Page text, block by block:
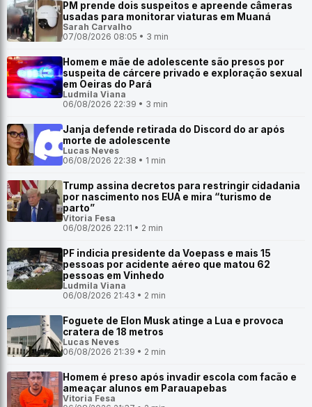
PM prende dois suspeitos e apreende câmeras
usadas para monitorar viaturas em Muaná
Sarah Carvalho
07/08/2026 08:05 • 3 min
Homem e mãe de adolescente são presos por
suspeita de cárcere privado e exploração sexual
em Oeiras do Pará
Ludmila Viana
06/08/2026 22:39 • 3 min
Janja defende retirada do Discord do ar após
morte de adolescente
Lucas Neves
06/08/2026 22:38 • 1 min
Trump assina decretos para restringir cidadania
por nascimento nos EUA e mira “turismo de
parto”
Vitoria Fesa
06/08/2026 22:11 • 2 min
PF indicia presidente da Voepass e mais 15
pessoas por acidente aéreo que matou 62
pessoas em Vinhedo
Ludmila Viana
06/08/2026 21:43 • 2 min
Foguete de Elon Musk atinge a Lua e provoca
cratera de 18 metros
Lucas Neves
06/08/2026 21:39 • 2 min
Homem é preso após invadir escola com facão e
ameaçar alunos em Parauapebas
Vitoria Fesa